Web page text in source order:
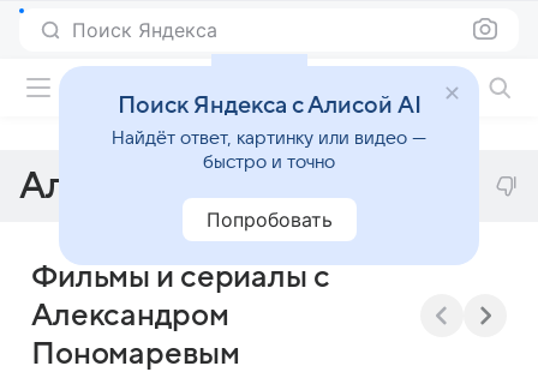
Поиск Яндекса
Александр Пономарев
Фильмы и сериалы с
Александром
Пономаревым
Поиск Яндекса с Алисой AI
Найдёт ответ, картинку или видео —
быстро и точно
Попробовать